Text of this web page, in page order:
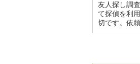
友人探し調
て探偵を利
切です。依